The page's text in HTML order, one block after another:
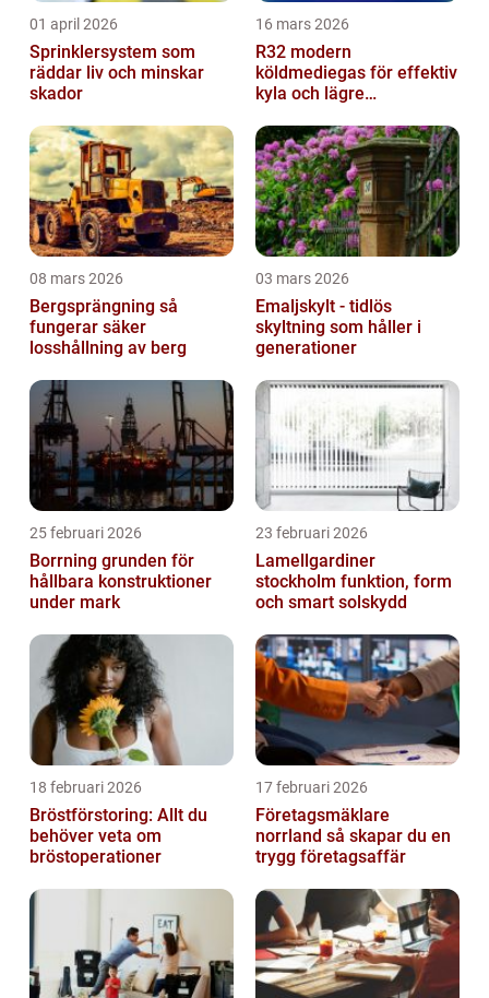
01 april 2026
Sprinklersystem som
räddar liv och minskar
skador
16 mars 2026
R32 modern
köldmediegas för effektiv
kyla och lägre
08 mars 2026
Bergsprängning så
fungerar säker
losshållning av berg
03 mars 2026
Emaljskylt - tidlös
skyltning som håller i
generationer
25 februari 2026
Borrning grunden för
hållbara konstruktioner
under mark
23 februari 2026
Lamellgardiner
stockholm funktion, form
och smart solskydd
18 februari 2026
Bröstförstoring: Allt du
behöver veta om
bröstoperationer
17 februari 2026
Företagsmäklare
norrland så skapar du en
trygg företagsaffär